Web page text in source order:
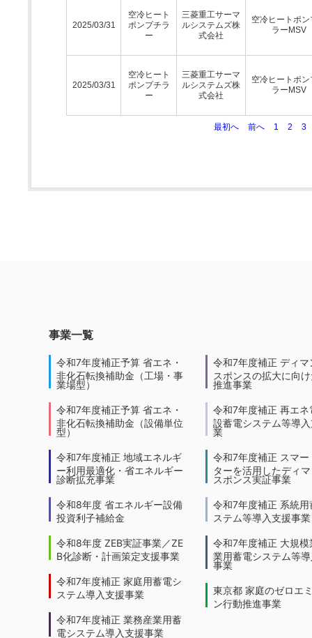
2025/03/31
空冷ヒート
ポンプチラ
ー
三菱重工サーマ
ルシステムズ株
式会社
空冷ヒートポン
ラーMSV
2025/03/31
空冷ヒート
ポンプチラ
ー
三菱重工サーマ
ルシステムズ株
式会社
空冷ヒートポン
ラーMSV
最初へ 前へ 1 2 3
事業一覧
令和7年度補正予算 省エネ・
非化石転換補助金（工場・事
業場型）
令和7年度補正予算 省エネ・
非化石転換補助金（設備単位
型）
令和7年度補正 地域エネルギ
ー利用最適化・省エネルギー
診断拡充事業
令和8年度 省エネルギー設備
投資利子補給金
令和8年度 ZEB実証事業／ZE
B化診断・計画策定支援事業
令和7年度補正 家庭用蓄電シ
ステム導入支援事業
令和7年度補正 業務産業用蓄
電システム導入支援事業
令和7年度補正 ディマ
スポンスの拡大に向
推進事業
令和7年度補正 再エネ
設蓄電システム等導
業
令和7年度補正 スマー
ターを活用したディ
スポンス実証事業
令和7年度補正 系統用
ステム等導入支援事業
令和7年度補正 大規模
業用蓄電システム等
事業
東京都 家庭のゼロエ
ン行動推進事業